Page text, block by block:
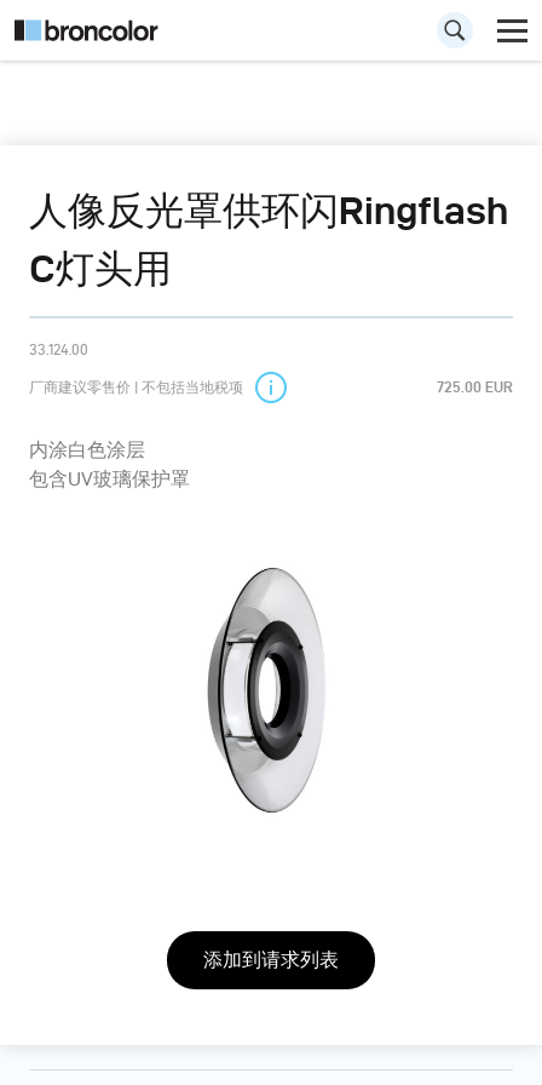
人像反光罩供环闪Ringflash
C灯头用
33.124.00
厂商建议零售价 | 不包括当地税项 725.00 EUR
内涂白色涂层
包含UV玻璃保护罩
添加到请求列表